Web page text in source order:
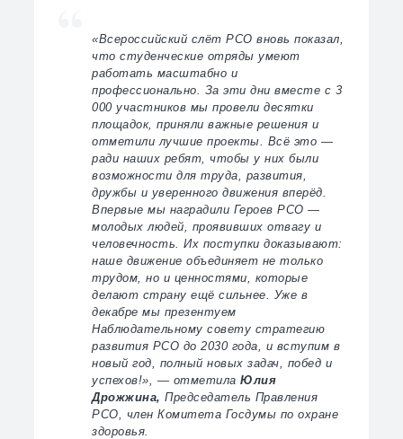
«Всероссийский слёт РСО вновь показал,
что студенческие отряды умеют
работать масштабно и
профессионально. За эти дни вместе с 3
000 участников мы провели десятки
площадок, приняли важные решения и
отметили лучшие проекты. Всё это —
ради наших ребят, чтобы у них были
возможности для труда, развития,
дружбы и уверенного движения вперёд.
Впервые мы наградили Героев РСО —
молодых людей, проявивших отвагу и
человечность. Их поступки доказывают:
наше движение объединяет не только
трудом, но и ценностями, которые
делают страну ещё сильнее. Уже в
декабре мы презентуем
Наблюдательному совету стратегию
развития РСО до 2030 года, и вступим в
новый год, полный новых задач, побед и
успехов!», — отметилаЮлия
Дрожжина, Председатель Правления
РСО, член Комитета Госдумы по охране
здоровья.